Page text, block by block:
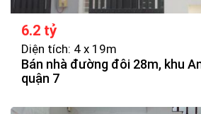
6.2 tỷ
Diện tích: 4 x 19m
Bán nhà đường đôi 28m, khu
quận 7